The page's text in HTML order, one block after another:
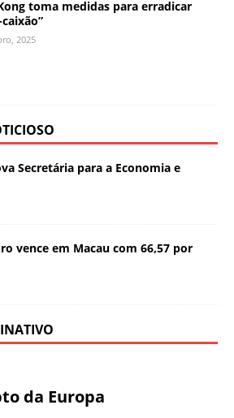
toma medidas para erradicar
caixão”
2025
Secretária para a Economia e
vence em Macau com 66,57 por
da Europa